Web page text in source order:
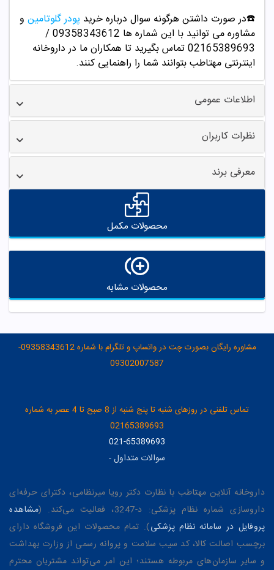
☎️در صورت داشتن هرگونه سوال درباره خرید پودر گلوتامین و
مشاوره می توانید با این شماره ها 09358343612 /
02165389693تماس بگیرید تا همکاران ما در داروخانه
اینترنتی مهتاطب بتوانند شما را راهنمایی کنند.
اطلاعات عمومی
نظرات کاربران
معرفی برند
محصولات مکمل
محصولات مشابه
مشاوره رایگان بصورت چت در واتساپ و تلگرام با شماره 09358343612-
09302007587
تماس تلفنی در روزهای شنبه تا پنج شنبه از 8 صبح تا 4 عصر به شماره
02165389693
021-65389693
سوالات متداول-
داروخانه آنلاین مهتاطب با نظارت دکتر رویا میرنظامی، دکترای حرفه‌ای
داروسازی شماره نظام پزشکی: د-3247، فعالیت می‌کند. (
مشاهده
پروفایل در سامانه نظام پزشکی). تمام محصولات این فروشگاه دارای
برچسب اصالت کالا، کد سیب سلامت و پروانه رسمی از وزارت بهداشت
و سایر سازمان‌های مربوطه هستند؛ این امر می‌تواند مشتریان محترم